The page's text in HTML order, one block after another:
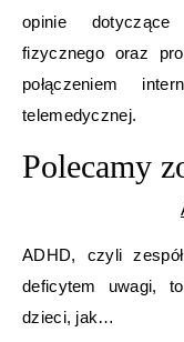
opinie
fizycznego oraz
połączeniem
telemedycznej.
Polecamy
ADHD, czyli
deficytem uwagi,
dzieci, jak…